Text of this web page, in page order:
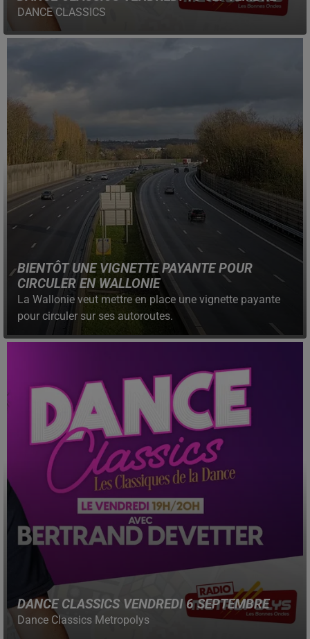
DANCE CLASSICS
BIENTÔT UNE VIGNETTE PAYANTE POUR
CIRCULER EN WALLONIE
La Wallonie veut mettre en place une vignette payante
pour circuler sur ses autoroutes.
DANCE CLASSICS VENDREDI 6 SEPTEMBRE
Dance Classics Metropolys